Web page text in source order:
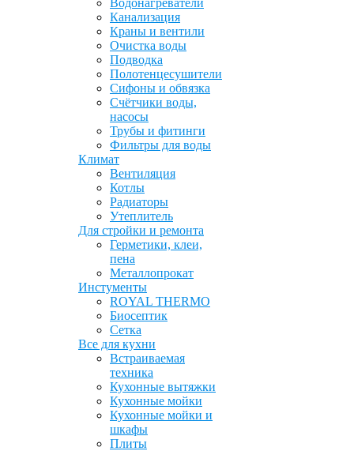
Водонагреватели
Канализация
Краны и вентили
Очистка воды
Подводка
Полотенцесушители
Сифоны и обвязка
Счётчики воды,
насосы
Трубы и фитинги
Фильтры для воды
Климат
Вентиляция
Котлы
Радиаторы
Утеплитель
Для стройки и ремонта
Герметики, клеи,
пена
Металлопрокат
Инстументы
ROYAL THERMO
Биосептик
Сетка
Все для кухни
Встраиваемая
техника
Кухонные вытяжки
Кухонные мойки
Кухонные мойки и
шкафы
Плиты